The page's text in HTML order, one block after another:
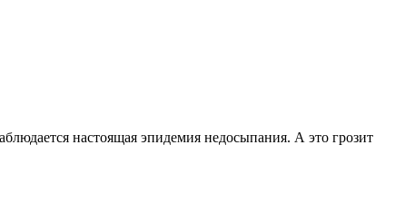
настоящая эпидемия недосыпания. А это грозит